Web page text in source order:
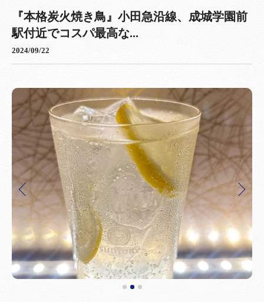
『本格炭火焼き鳥』小田急沿線、成城学園前
駅付近でコスパ最高な...
2024/09/22